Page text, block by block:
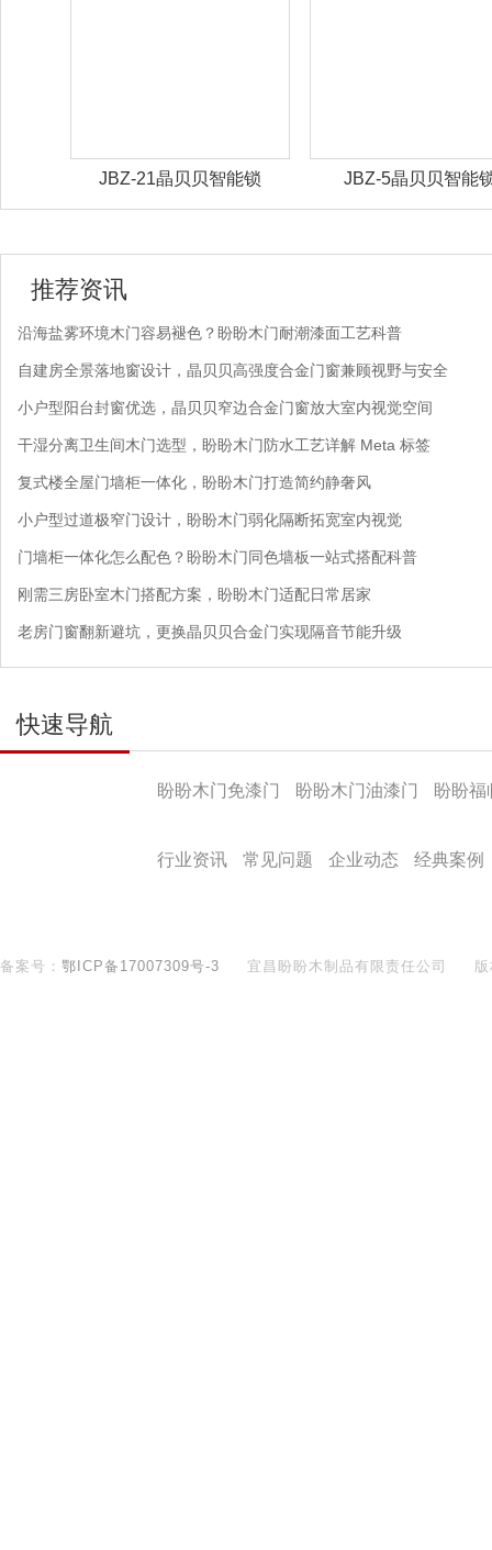
JBZ-21晶贝贝智能锁 JBZ-5晶贝贝智能
推荐资讯
沿海盐雾环境木门容易褪色？盼盼木门耐潮漆面工艺科普
自建房全景落地窗设计，晶贝贝高强度合金门窗兼顾视野与安全
小户型阳台封窗优选，晶贝贝窄边合金门窗放大室内视觉空间
干湿分离卫生间木门选型，盼盼木门防水工艺详解 Meta 标签
复式楼全屋门墙柜一体化，盼盼木门打造简约静奢风
小户型过道极窄门设计，盼盼木门弱化隔断拓宽室内视觉
门墙柜一体化怎么配色？盼盼木门同色墙板一站式搭配科普
刚需三房卧室木门搭配方案，盼盼木门适配日常居家
老房门窗翻新避坑，更换晶贝贝合金门实现隔音节能升级
快速导航
盼盼木门免漆门 盼盼木门油漆门 盼盼福
行业资讯 常见问题 企业动态 经典案例
备案号： 鄂ICP备17007309号-3 宜昌盼盼木制品有限责任公司